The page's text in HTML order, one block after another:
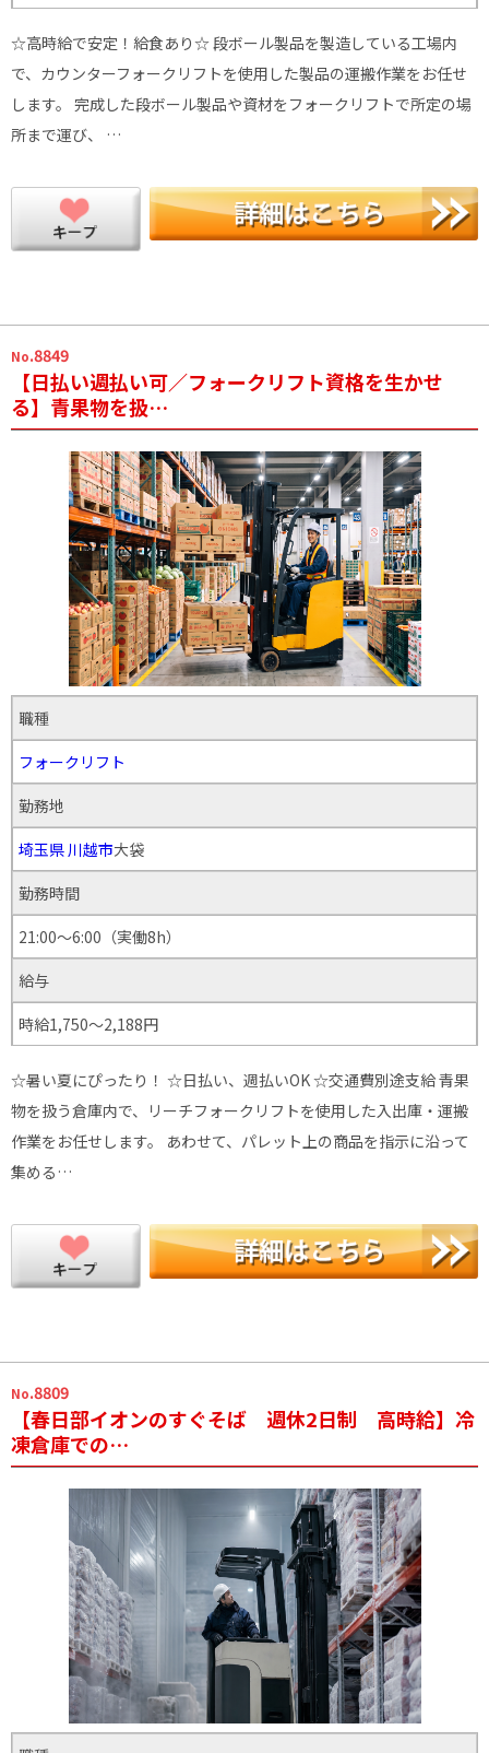
☆高時給で安定！給食あり☆ 段ボール製品を製造している工場内
で、カウンターフォークリフトを使用した製品の運搬作業をお任せ
します。 完成した段ボール製品や資材をフォークリフトで所定の場
所まで運び、 …
No.8849
【日払い週払い可／フォークリフト資格を生かせ
る】青果物を扱…
職種
フォークリフト
勤務地
埼玉県 川越市大袋
勤務時間
21:00～6:00（実働8h）
給与
時給1,750～2,188円
☆暑い夏にぴったり！ ☆日払い、週払いOK ☆交通費別途支給 青果
物を扱う倉庫内で、リーチフォークリフトを使用した入出庫・運搬
作業をお任せします。 あわせて、パレット上の商品を指示に沿って
集める…
No.8809
【春日部イオンのすぐそば 週休2日制 高時給】冷
凍倉庫での…